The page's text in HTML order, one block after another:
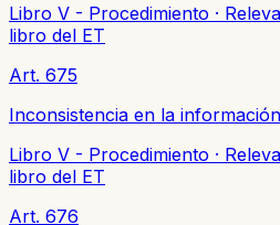
Libro V - Procedimiento ·
libro del ET
Art. 675
Inconsistencia en la
Libro V - Procedimiento ·
libro del ET
Art. 676